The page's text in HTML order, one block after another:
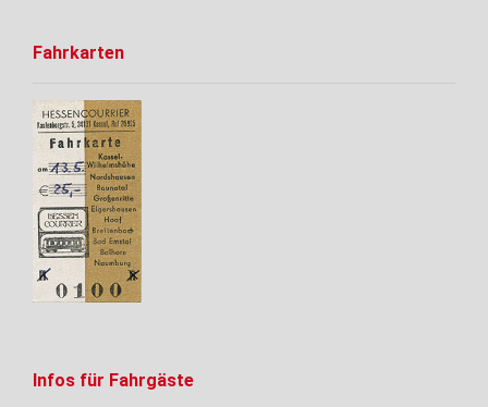
Fahrkarten
Infos für Fahrgäste